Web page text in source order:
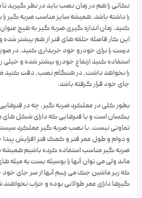
نکاتی را هم در زمان نصب باید در نظر گیرید تا
را داشته باشد. همیشه سایز مناسب ضربه گیر
کنید. زمان اندازه گیری ضربه گیر به هیچ
این کار فاصله حلقه های فنر از هم بیشتر شده و
درست را برای خودرو خود خریداری کنید. در
استفاده کنید ارتفاع خودرو بیشتر شده و خیلی
را نخواهد داشت. در هنگام نصب، دقت کنید
جای خود قرار گرفته باشد.
بطور کلی در عملکرد ضربه گیر، چه در
یکسان است و یا فنرهایی که دارای شکل های
تفاوتی نیست. با نصب ضربه گیر عملکرد
و دوام و طول عمر فنر و کمک فنر افزایش
ضربه گیر مناسب استفاده کرده باشیم
ماند ولی می توان آنها را بوسیله بست به میله
که زیر ماشین جک می زنیم آنها از سر جای
گیرها دارای عمر طولانی بوده و خراب نخواهند